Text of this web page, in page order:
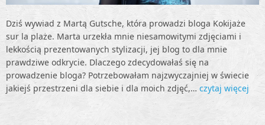
Dziś wywiad z Martą Gutsche, która prowadzi bloga Kokijaże
sur la plaże. Marta urzekła mnie niesamowitymi zdjęciami i
lekkością prezentowanych stylizacji, jej blog to dla mnie
prawdziwe odkrycie. Dlaczego zdecydowałaś się na
prowadzenie bloga? Potrzebowałam najzwyczajniej w świecie
jakiejś przestrzeni dla siebie i dla moich zdjęć,… czytaj więcej